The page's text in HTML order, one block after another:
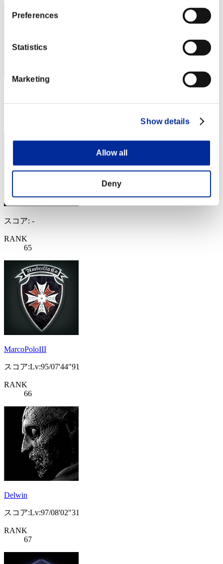
Preferences
Statistics
Marketing
Show details
Allow all
Deny
スコア: -
RANK
65
MarcoPoloIII
スコア:Lv:95/07'44"91
RANK
66
Delwin
スコア:Lv:97/08'02"31
RANK
67